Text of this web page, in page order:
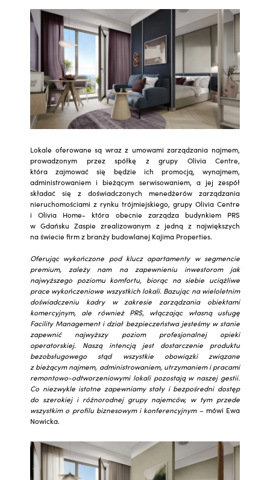
Lokale oferowane są wraz z umowami zarządzania najmem,
prowadzonym przez spółkę z grupy Olivia Centre,
która zajmować się będzie ich promocją, wynajmem,
administrowaniem i bieżącym serwisowaniem, a jej zespół
składać się z doświadczonych menedżerów zarządzania
nieruchomościami z rynku trójmiejskiego, grupy Olivia Centre
i Olivia Home- która obecnie zarządza budynkiem PRS
w Gdańsku Zaspie zrealizowanym z jedną z największych
na świecie firm z branży budowlanej Kajima Properties.
Oferując wykończone pod klucz apartamenty w segmencie
premium, zależy nam na zapewnieniu inwestorom jak
najwyższego poziomu komfortu, biorąc na siebie uciążliwe
prace wykończeniowe wszystkich lokali. Bazując na wieloletnim
doświadczeniu kadry w zakresie zarządzania obiektami
komercyjnym, ale również PRS, włączając własną usługę
Facility Management i dział bezpieczeństwa jesteśmy w stanie
zapewnić najwyższy poziom profesjonalnej opieki
operatorskiej. Naszą intencją jest dostarczenie produktu
bezobsługowego stąd wszystkie obowiązki związane
z bieżącym najmem, administrowaniem, utrzymaniem i pracami
remontowo-odtworzeniowymi lokali pozostają w naszej gestii.
Co niezwykle istotne zapewniamy stały i bezpośredni dostęp
do szerokiej i różnorodnej grupy najemców, w tym przede
wszystkim o profilu biznesowym i konferencyjnym – mówi Ewa
Nowicka.